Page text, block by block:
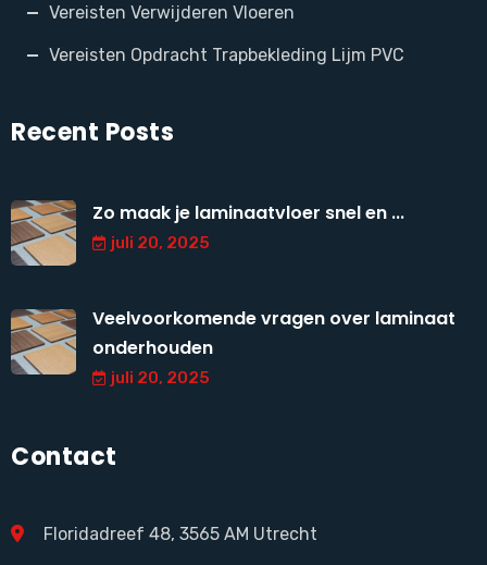
Vereisten Verwijderen Vloeren
Vereisten Opdracht Trapbekleding Lijm PVC
Recent Posts
Zo maak je laminaatvloer snel en ...
juli 20, 2025
Veelvoorkomende vragen over laminaat
onderhouden
juli 20, 2025
Contact
Floridadreef 48, 3565 AM Utrecht